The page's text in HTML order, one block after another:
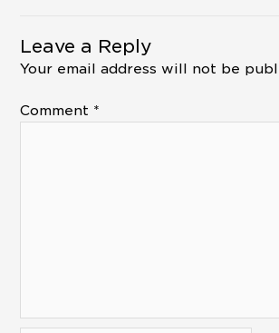
Leave a Reply
Your email address will not be
Comment *